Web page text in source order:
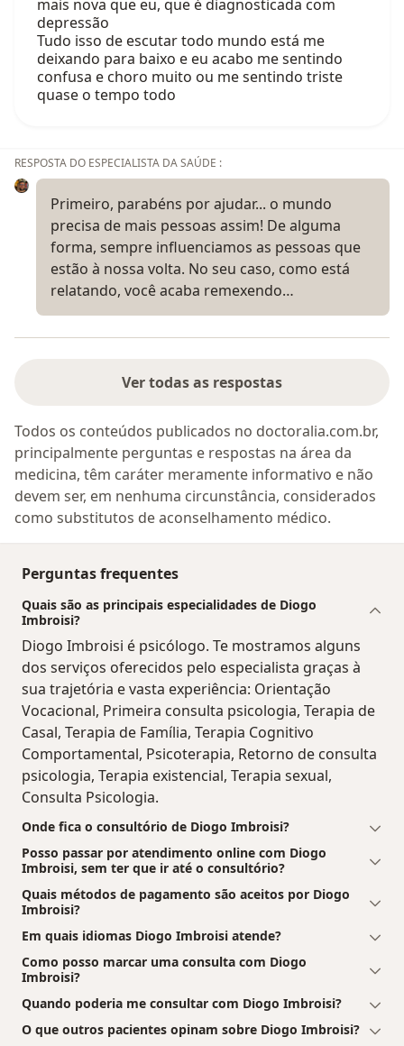
mais nova que eu, que é diagnosticada com
depressão
Tudo isso de escutar todo mundo está me
deixando para baixo e eu acabo me sentindo
confusa e choro muito ou me sentindo triste
quase o tempo todo
RESPOSTA DO ESPECIALISTA DA SAÚDE :
Primeiro, parabéns por ajudar... o mundo
precisa de mais pessoas assim! De alguma
forma, sempre influenciamos as pessoas que
estão à nossa volta. No seu caso, como está
relatando, você acaba remexendo…
Ver todas as respostas
Todos os conteúdos publicados no doctoralia.com.br,
principalmente perguntas e respostas na área da
medicina, têm caráter meramente informativo e não
devem ser, em nenhuma circunstância, considerados
como substitutos de aconselhamento médico.
Perguntas frequentes
Quais são as principais especialidades de Diogo
Imbroisi?
Diogo Imbroisi é psicólogo. Te mostramos alguns
dos serviços oferecidos pelo especialista graças à
sua trajetória e vasta experiência: Orientação
Vocacional, Primeira consulta psicologia, Terapia de
Casal, Terapia de Família, Terapia Cognitivo
Comportamental, Psicoterapia, Retorno de consulta
psicologia, Terapia existencial, Terapia sexual,
Consulta Psicologia.
Onde fica o consultório de Diogo Imbroisi?
Posso passar por atendimento online com Diogo
Imbroisi, sem ter que ir até o consultório?
Quais métodos de pagamento são aceitos por Diogo
Imbroisi?
Em quais idiomas Diogo Imbroisi atende?
Como posso marcar uma consulta com Diogo
Imbroisi?
Quando poderia me consultar com Diogo Imbroisi?
O que outros pacientes opinam sobre Diogo Imbroisi?